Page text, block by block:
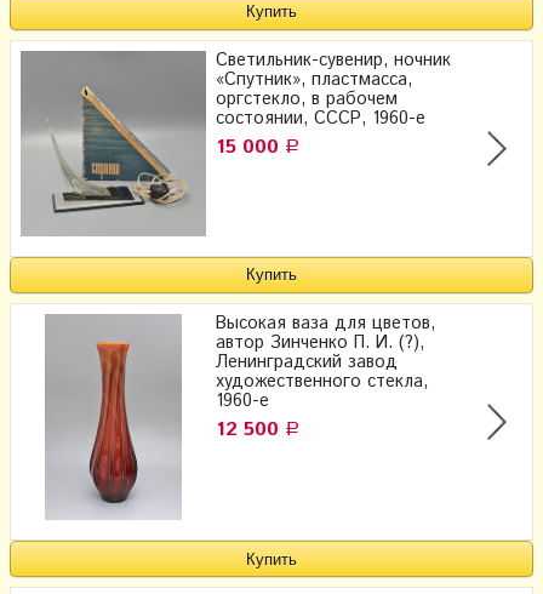
Светильник-сувенир, ночник
«Спутник», пластмасса,
оргстекло, в рабочем
состоянии, СССР, 1960-е
15 000 Р
Высокая ваза для цветов,
автор Зинченко П. И. (?),
Ленинградский завод
художественного стекла,
1960-е
12 500 Р